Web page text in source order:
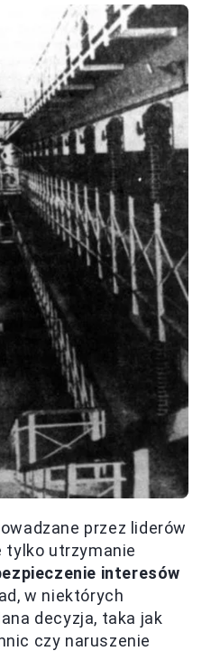
przez liderów
tylko utrzymanie
interesów
w niektórych
decyzja, taka jak
czy naruszenie